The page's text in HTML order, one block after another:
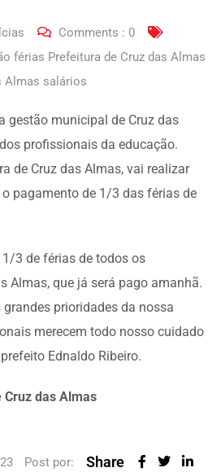
Comments : 0
férias Prefeitura de Cruz das Almas
Almas salários
gestão municipal de Cruz das
profissionais da educação.
de Cruz das Almas, vai realizar
pagamento de 1/3 das férias de
3 de férias de todos os
Almas, que já será pago amanhã.
prioridades da nossa
merecem todo nosso cuidado
Ednaldo Ribeiro.
das Almas
Post por:
Share